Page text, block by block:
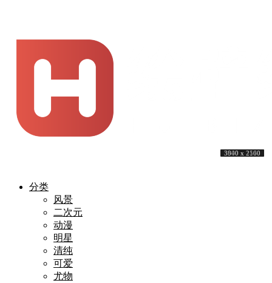
分类
风景
二次元
动漫
明星
清纯
可爱
尤物
3840 x 2160
3840 x 2160
7680 x 4320
3840 x 2160
7680 x 4320
3840 x 2160
6000 x 4244
3840 x 2160
3840 x 2160
3900 x 2500